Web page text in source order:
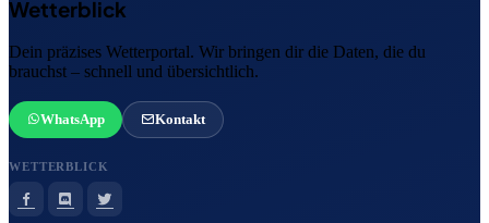
Wetterblick
Dein präzises Wetterportal. Wir bringen dir die Daten, die du
brauchst – schnell und übersichtlich.
WhatsApp Kontakt
WETTERBLICK